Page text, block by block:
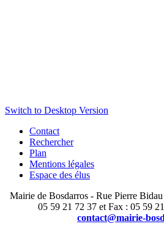
Switch to Desktop Version
Contact
Rechercher
Plan
Mentions légales
Espace des élus
Mairie de Bosdarros - Rue Pierre
05 59 21 72 37 et Fax : 05 59
contact@mairie-